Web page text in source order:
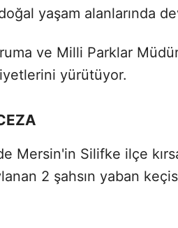
yaşam alanlarında
ve Milli Parklar
yürütüyor.
Mersin'in Silifke ilçe
2 şahsın yaban